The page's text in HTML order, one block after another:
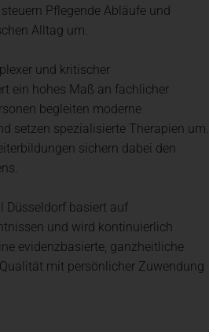
Pflegende Abläufe und
Alltag um.
und kritischer
ein hohes Maß an fachlicher
begleiten moderne
setzen spezialisierte Therapien um.
sichern dabei den
Düsseldorf basiert auf
und wird kontinuierlich
evidenzbasierte, ganzheitliche
mit persönlicher Zuwendung